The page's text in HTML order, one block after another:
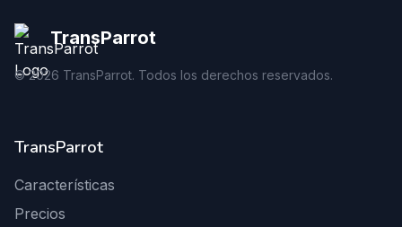
TransParrot
©2026 TransParrot. Todos los derechos reservados.
TransParrot
Características
Precios